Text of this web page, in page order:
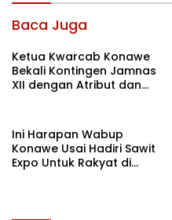
Baca Juga
Ketua Kwarcab Konawe
Bekali Kontingen Jamnas
XII dengan Atribut dan
Ini Harapan Wabup
Konawe Usai Hadiri Sawit
Expo Untuk Rakyat di